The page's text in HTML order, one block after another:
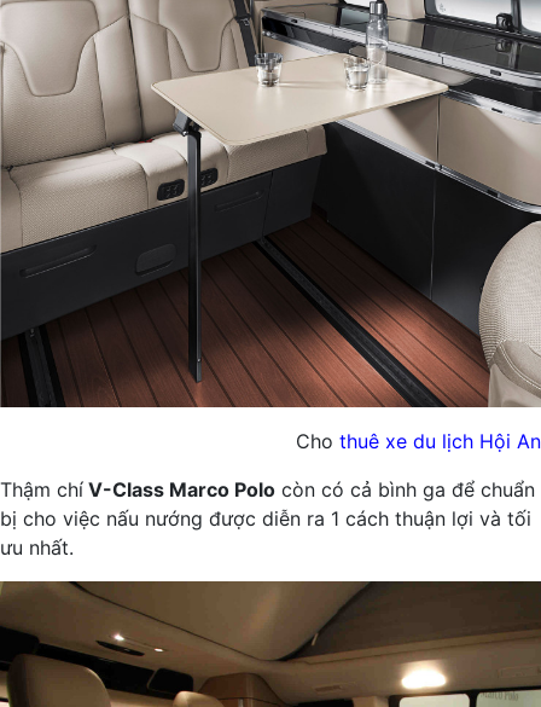
Cho thuê xe du lịch Hội An
Thậm chí V-Class Marco Polo còn có cả bình ga để chuẩn
bị cho việc nấu nướng được diễn ra 1 cách thuận lợi và tối
ưu nhất.